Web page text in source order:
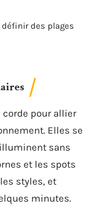
des plages
pour allier
Elles se
sans
et les spots
styles, et
minutes.